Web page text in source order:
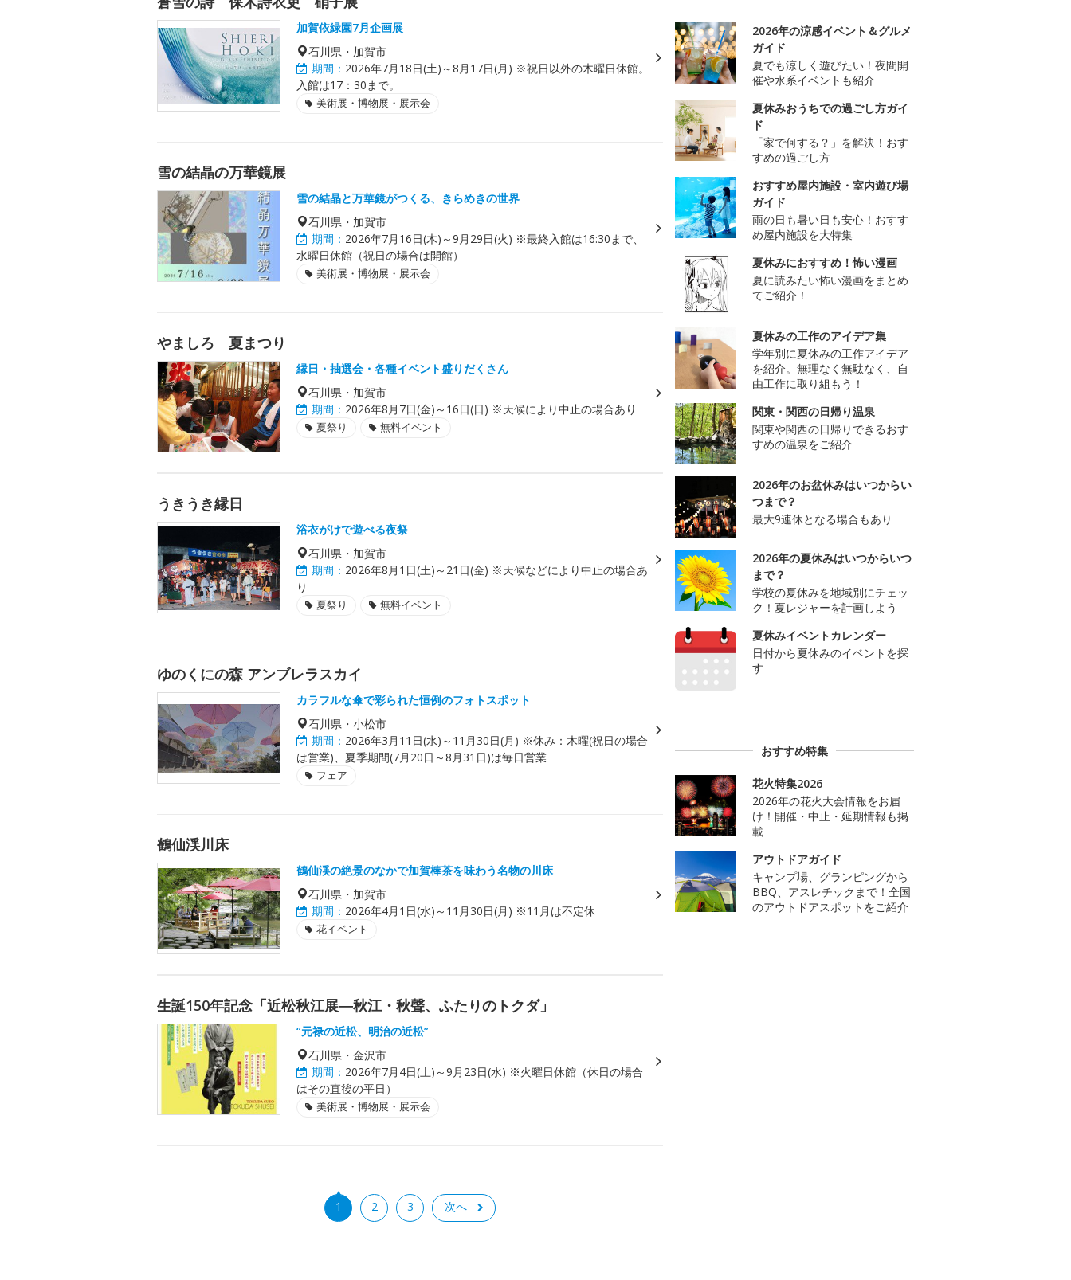
加賀依緑園7月企画展
石川県・加賀市
期間： 2026年7月18日(土)～8月17日(月) ※祝日以外の木曜日休館。
入館は17：30まで。
美術展・博物展・展示会
雪の結晶の万華鏡展
雪の結晶と万華鏡がつくる、きらめきの世界
石川県・加賀市
期間： 2026年7月16日(木)～9月29日(火) ※最終入館は16:30まで、
水曜日休館（祝日の場合は開館）
美術展・博物展・展示会
やましろ 夏まつり
縁日・抽選会・各種イベント盛りだくさん
石川県・加賀市
期間： 2026年8月7日(金)～16日(日) ※天候により中止の場合あり
夏祭り 無料イベント
うきうき縁日
浴衣がけで遊べる夜祭
石川県・加賀市
期間： 2026年8月1日(土)～21日(金) ※天候などにより中止の場合あ
り
夏祭り 無料イベント
ゆのくにの森 アンブレラスカイ
カラフルな傘で彩られた恒例のフォトスポット
石川県・小松市
期間： 2026年3月11日(水)～11月30日(月) ※休み：木曜(祝日の場合
は営業)、夏季期間(7月20日～8月31日)は毎日営業
フェア
鶴仙渓川床
鶴仙渓の絶景のなかで加賀棒茶を味わう名物の川床
石川県・加賀市
期間： 2026年4月1日(水)～11月30日(月) ※11月は不定休
花イベント
生誕150年記念「近松秋江展―秋江・秋聲、ふたりのトクダ」
“元禄の近松、明治の近松”
石川県・金沢市
期間： 2026年7月4日(土)～9月23日(水) ※火曜日休館（休日の場合
はその直後の平日）
美術展・博物展・展示会
1 2 3 次へ
2026年の涼感イベント＆グルメ
ガイド
夏でも涼しく遊びたい！夜間開
催や水系イベントも紹介
夏休みおうちでの過ごし方ガイ
ド
「家で何する？」を解決！おす
すめの過ごし方
おすすめ屋内施設・室内遊び場
ガイド
雨の日も暑い日も安心！おすす
め屋内施設を大特集
夏休みにおすすめ！怖い漫画
夏に読みたい怖い漫画をまとめ
てご紹介！
夏休みの工作のアイデア集
学年別に夏休みの工作アイデア
を紹介。無理なく無駄なく、自
由工作に取り組もう！
関東・関西の日帰り温泉
関東や関西の日帰りできるおす
すめの温泉をご紹介
2026年のお盆休みはいつからい
つまで？
最大9連休となる場合もあり
2026年の夏休みはいつからいつ
まで？
学校の夏休みを地域別にチェッ
ク！夏レジャーを計画しよう
夏休みイベントカレンダー
日付から夏休みのイベントを探
す
おすすめ特集
花火特集2026
2026年の花火大会情報をお届
け！開催・中止・延期情報も掲
載
アウトドアガイド
キャンプ場、グランピングから
BBQ、アスレチックまで！全国
のアウトドアスポットをご紹介